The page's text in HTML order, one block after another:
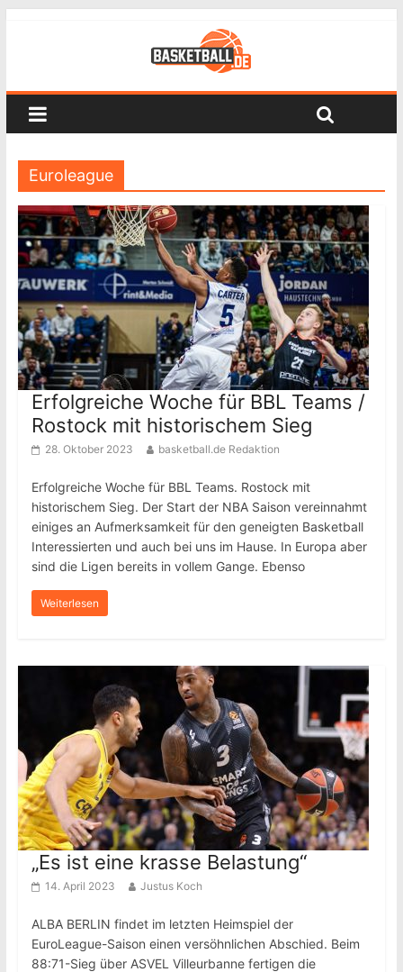
Euroleague
Erfolgreiche Woche für BBL Teams /
Rostock mit historischem Sieg
28. Oktober 2023 basketball.de Redaktion
Erfolgreiche Woche für BBL Teams. Rostock mit
historischem Sieg. Der Start der NBA Saison vereinnahmt
einiges an Aufmerksamkeit für den geneigten Basketball
Interessierten und auch bei uns im Hause. In Europa aber
sind die Ligen bereits in vollem Gange. Ebenso
Weiterlesen
„Es ist eine krasse Belastung“
14. April 2023 Justus Koch
ALBA BERLIN findet im letzten Heimspiel der
EuroLeague-Saison einen versöhnlichen Abschied. Beim
88:71-Sieg über ASVEL Villeurbanne fertigen die